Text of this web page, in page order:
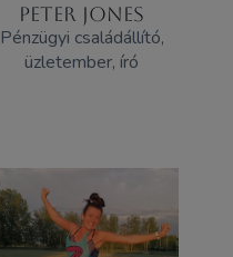
PETER JONES
Pénzügyi családállító,
üzletember, író